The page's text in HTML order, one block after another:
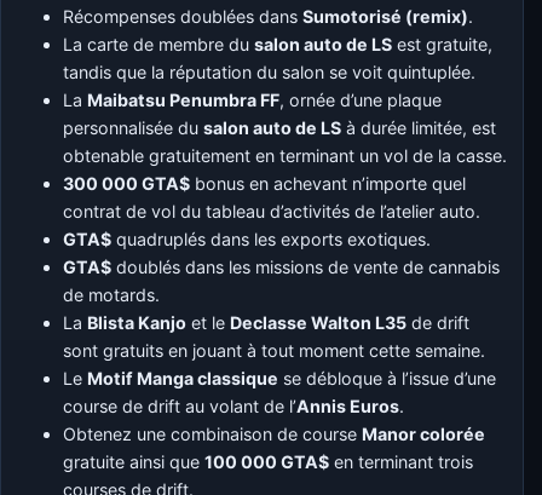
Récompenses doublées dansSumotorisé (remix).
La carte de membre dusalon auto de LS est gratuite,
tandis que la réputation du salon se voit quintuplée.
La Maibatsu Penumbra FF, ornée d’une plaque
personnalisée dusalon auto de LS à durée limitée, est
obtenable gratuitement en terminant un vol de la casse.
300 000 GTA$ bonus en achevant n’importe quel
contrat de vol du tableau d’activités de l’atelier auto.
GTA$ quadruplés dans les exports exotiques.
GTA$ doublés dans les missions de vente de cannabis
de motards.
La Blista Kanjo et le Declasse Walton L35 de drift
sont gratuits en jouant à tout moment cette semaine.
Le Motif Manga classique se débloque à l’issue d’une
course de drift au volant de l’Annis Euros.
Obtenez une combinaison de course Manor colorée
gratuite ainsi que100 000 GTA$ en terminant trois
courses de drift.